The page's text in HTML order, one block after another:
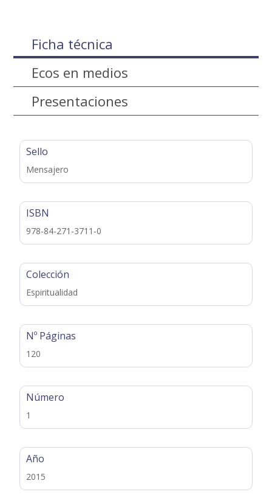
Ficha técnica
Ecos en medios
Presentaciones
Sello
Mensajero
ISBN
978-84-271-3711-0
Colección
Espiritualidad
Nº Páginas
120
Número
1
Año
2015